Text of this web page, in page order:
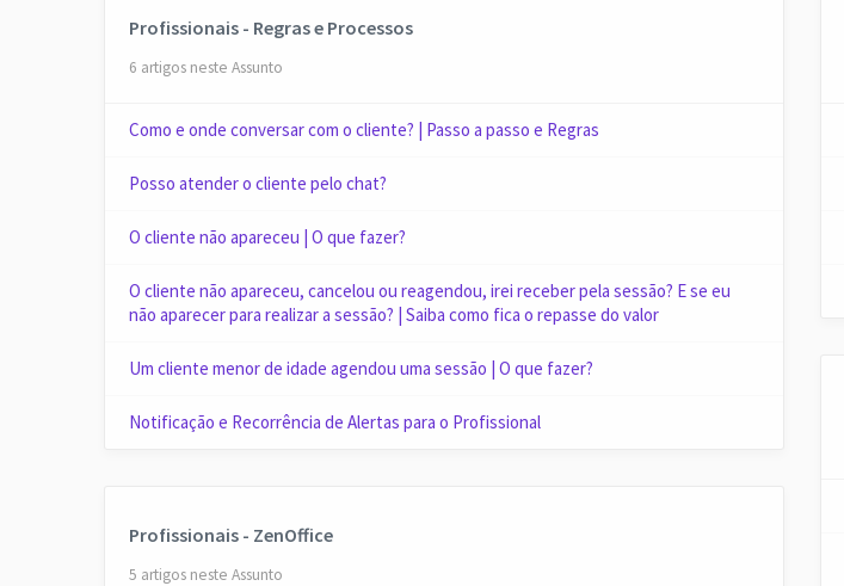
Profissionais - Regras e Processos
6 artigos neste Assunto
Como e onde conversar com o cliente? | Passo a passo e Regras
Posso atender o cliente pelo chat?
O cliente não apareceu | O que fazer?
O cliente não apareceu, cancelou ou reagendou, irei receber pela sessão? E se eu
não aparecer para realizar a sessão? | Saiba como fica o repasse do valor
Um cliente menor de idade agendou uma sessão | O que fazer?
Notificação e Recorrência de Alertas para o Profissional
Profissionais - ZenOffice
5 artigos neste Assunto